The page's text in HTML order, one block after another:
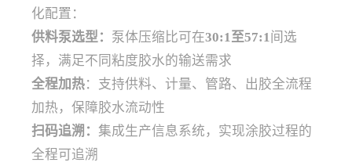
化配置：
供料泵选型： 泵体压缩比可在30:1至57:1间选
择，满足不同粘度胶水的输送需求
全程加热：支持供料、计量、管路、出胶全流程
加热，保障胶水流动性
扫码追溯： 集成生产信息系统，实现涂胶过程的
全程可追溯